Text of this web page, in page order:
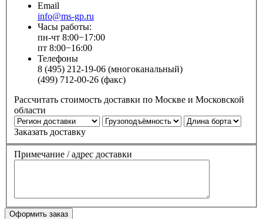
Email
info@ms-gp.ru
Часы работы:
пн-чт 8:00−17:00
пт 8:00−16:00
Телефоны
8 (495) 212-19-06 (многоканальный)
(499) 712-00-26 (факс)
Рассчитать стоимость доставки по Москве и Московской
области
Заказать доставку
Примечание / адрес доставки